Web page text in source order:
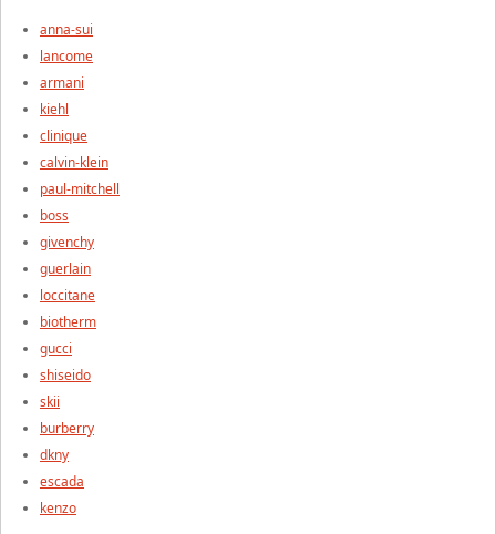
anna-sui
lancome
armani
kiehl
clinique
calvin-klein
paul-mitchell
boss
givenchy
guerlain
loccitane
biotherm
gucci
shiseido
skii
burberry
dkny
escada
kenzo